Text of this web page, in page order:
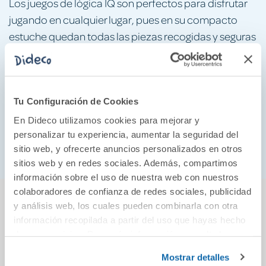
Tu Configuración de Cookies
En Dideco utilizamos cookies para mejorar y
personalizar tu experiencia, aumentar la seguridad del
sitio web, y ofrecerte anuncios personalizados en otros
sitios web y en redes sociales. Además, compartimos
información sobre el uso de nuestra web con nuestros
colaboradores de confianza de redes sociales, publicidad
y análisis web, los cuales pueden combinarla con otra
información recopilada a partir del uso que hayas hecho
Mostrar detalles
jugando en cualquier lugar, pues en su compacto
estuche quedan todas las piezas recogidas y seguras
ocupando poco espacio, ¡cabe en cualquier bolso o
mochila!
habilidades manipulativas, la percepción espacial y
el pensamiento lógico además de la resolución de
problemas; además, su vistoso diseño lleno de color
resulta de lo más llamativo y refrescante.
También podría gustarte...